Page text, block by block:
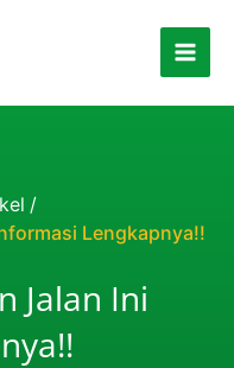
/
Lengkapnya!!
Jalan Ini